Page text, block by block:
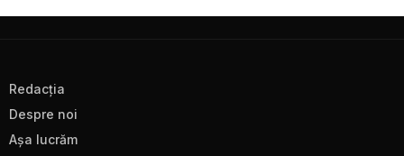
Redacţia
Despre noi
Aşa lucrăm